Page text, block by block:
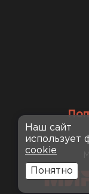
Наш сайт
использует
cookie
Понятно